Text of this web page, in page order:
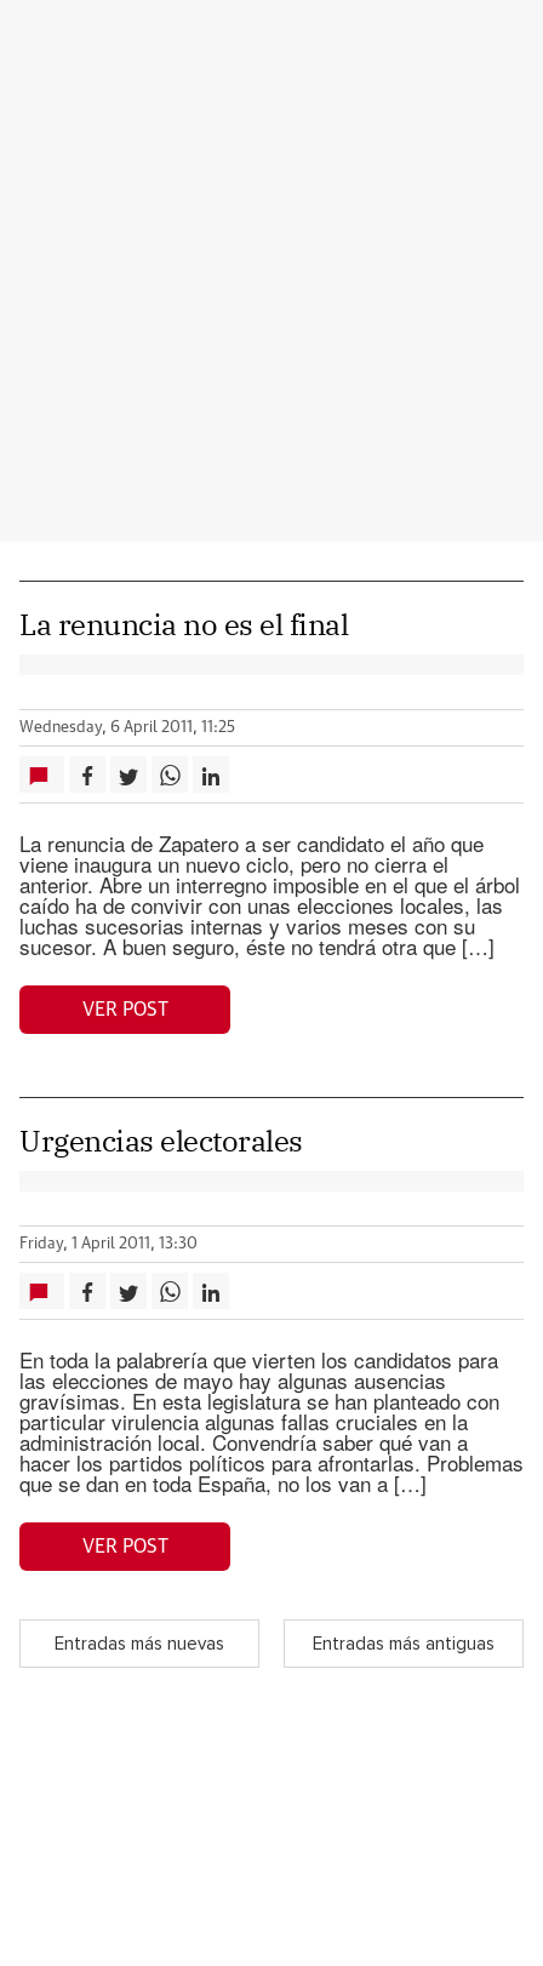
La renuncia no es el final
Wednesday, 6 April 2011, 11:25
La renuncia de Zapatero a ser candidato el año que
viene inaugura un nuevo ciclo, pero no cierra el
anterior. Abre un interregno imposible en el que el árbol
caído ha de convivir con unas elecciones locales, las
luchas sucesorias internas y varios meses con su
sucesor. A buen seguro, éste no tendrá otra que […]
VER POST
Urgencias electorales
Friday, 1 April 2011, 13:30
En toda la palabrería que vierten los candidatos para
las elecciones de mayo hay algunas ausencias
gravísimas. En esta legislatura se han planteado con
particular virulencia algunas fallas cruciales en la
administración local. Convendría saber qué van a
hacer los partidos políticos para afrontarlas. Problemas
que se dan en toda España, no los van a […]
VER POST
Entradas más nuevas Entradas más antiguas